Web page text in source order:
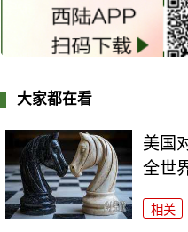
大家都在看
美国
全世
相关